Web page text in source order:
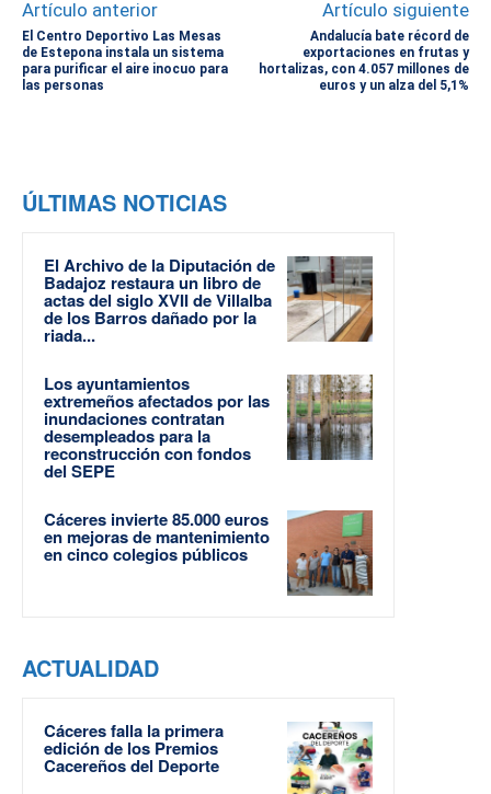
Artículo anterior
El Centro Deportivo Las Mesas
de Estepona instala un sistema
para purificar el aire inocuo para
las personas
Artículo siguiente
Andalucía bate récord de
exportaciones en frutas y
hortalizas, con 4.057 millones de
euros y un alza del 5,1%
ÚLTIMAS NOTICIAS
El Archivo de la Diputación de
Badajoz restaura un libro de
actas del siglo XVII de Villalba
de los Barros dañado por la
riada...
Los ayuntamientos
extremeños afectados por las
inundaciones contratan
desempleados para la
reconstrucción con fondos
del SEPE
Cáceres invierte 85.000 euros
en mejoras de mantenimiento
en cinco colegios públicos
ACTUALIDAD
Cáceres falla la primera
edición de los Premios
Cacereños del Deporte